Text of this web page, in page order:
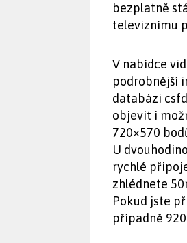
bezplatně
televiznímu
V nabídce
podrobnější
databázi
objevit i
720×570
U
rychlé
zhlédnete
Pokud jste
případně 920